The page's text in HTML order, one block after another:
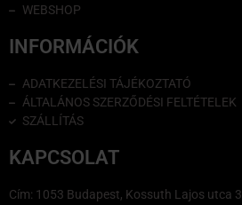
WEBSHOP
INFORMÁCIÓK
ADATKEZELÉSI TÁJÉKOZTATÓ
ÁLTALÁNOS SZERZŐDÉSI FELTÉTELEK
SZÁLLÍTÁS
KAPCSOLAT
Cím: 1053 Budapest, Kossuth Lajos utca 3.